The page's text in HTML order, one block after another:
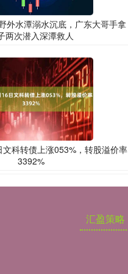
外水潭溺水沉底，广东大哥手拿
两次潜入深潭救人
科转债上涨053%，转股溢价率
3392%
汇盈策略